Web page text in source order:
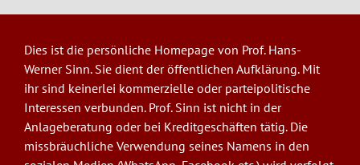
Dies ist die persönliche Homepage von Prof. Hans-
Werner Sinn. Sie dient der öffentlichen Aufklärung. Mit
ihr sind keinerlei kommerzielle oder parteipolitische
Interessen verbunden. Prof. Sinn ist nicht in der
Anlageberatung oder bei Kreditgeschäften tätig. Die
missbräuchliche Verwendung seines Namens in den